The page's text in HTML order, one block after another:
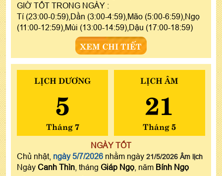
GIỜ TỐT TRONG NGÀY :
Tí (23:00-0:59),Dần (3:00-4:59),Mão (5:00-6:59),Ngọ
(11:00-12:59),Mùi (13:00-14:59),Dậu (17:00-18:59)
XEM CHI TIẾT
LỊCH DƯƠNG
5
Tháng 7
LỊCH ÂM
21
Tháng 5
NGÀY TỐT
Chủ nhật, ngày 5/7/2026 nhằm ngày 21/5/2026 Âm lịch
Ngày Canh Thìn , tháng Giáp Ngọ , năm Bính Ngọ